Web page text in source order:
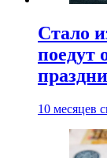
Стало
поедут
10 месяцев